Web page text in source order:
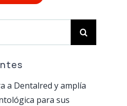
– 4 cuotas con Bancor.
Oncológico
a Dentalred y amplía
para sus